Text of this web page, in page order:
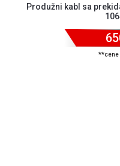
Produžni kabl sa
**cene